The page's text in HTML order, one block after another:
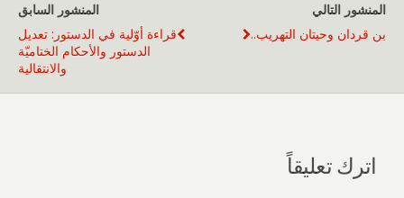
المنشور السابق
قراءة أوّلية في الدستور: تعديل
الدستور والأحكام الختاميّة
والانتقالية
المنشور التالي
بن قردان وحيتان التهريب..
اترك تعليقاً